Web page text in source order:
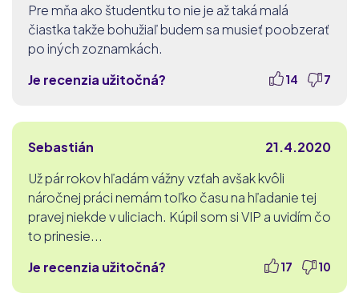
Pre mňa ako študentku to nie je až taká malá
čiastka takže bohužiaľ budem sa musieť poobzerať
po iných zoznamkách.
Je recenzia užitočná?
14 7
Sebastián
21.4.2020
Už pár rokov hľadám vážny vzťah avšak kvôli
náročnej práci nemám toľko času na hľadanie tej
pravej niekde v uliciach. Kúpil som si VIP a uvidím čo
to prinesie...
Je recenzia užitočná?
17 10